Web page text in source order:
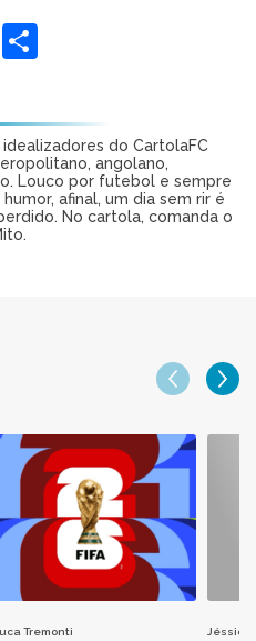
WhatsApp
idealizadores do CartolaFC
angolano,
Louco por futebol e sempre
afinal, um dia sem rir é
No cartola, comanda o
Tremonti Jéssica